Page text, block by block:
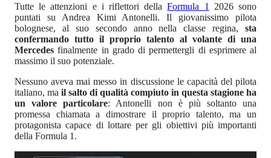
Tutte le attenzioni e i riflettori dellaFormula 1
2026 sono
puntati su Andrea Kimi Antonelli. Il giovanissimo pilota
bolognese, al suo secondo anno nella classe regina, sta
confermando tutto il proprio talento al volante di una
Mercedes finalmente in grado di permettergli di esprimere al
massimo il suo potenziale.
Nessuno aveva mai messo in discussione le capacità del pilota
italiano, ma il salto di qualità compiuto in questa stagione ha
un valore particolare: Antonelli non è più soltanto una
promessa chiamata a dimostrare il proprio talento, ma un
protagonista capace di lottare per gli obiettivi più importanti
della Formula 1.